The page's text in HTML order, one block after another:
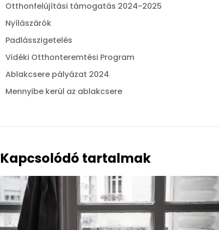
Otthonfelújítási támogatás 2024-2025
Nyílászárók
Padlásszigetelés
Vidéki Otthonteremtési Program
Ablakcsere pályázat 2024
Mennyibe kerül az ablakcsere
Kapcsolódó tartalmak